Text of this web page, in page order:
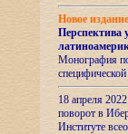
Новое
Перспектива
Монография
18 апреля
поворот в
Институте